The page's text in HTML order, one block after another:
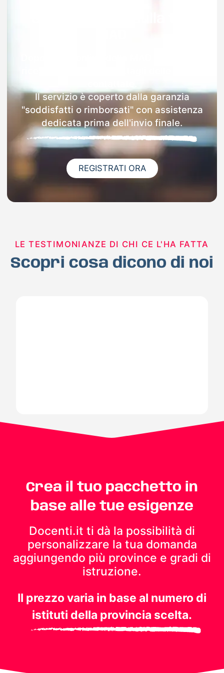
Il servizio è coperto dalla garanzia
"soddisfatti o rimborsati" con assistenza
dedicata prima dell'invio finale.
REGISTRATI ORA
LE TESTIMONIANZE DI CHI CE L'HA FATTA
Scopri cosa dicono di noi
Crea il tuo pacchetto in
base alle tue esigenze
Docenti.it ti dà la possibilità di
personalizzare la tua domanda
aggiungendo più province e gradi di
istruzione.
Il prezzo varia in base al numero di
istituti della provincia scelta.